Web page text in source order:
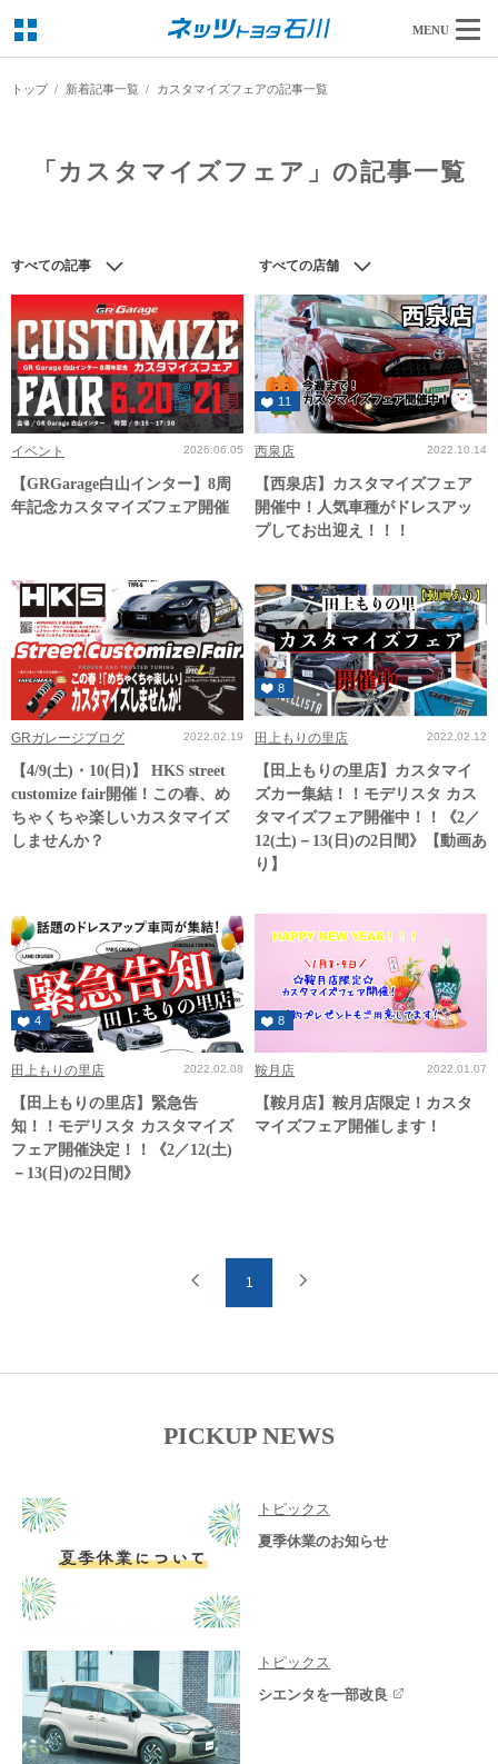
MENU
トップ 新着記事一覧 カスタマイズフェアの記事一覧
「カスタマイズフェア」の記事一覧
すべての記事 すべての店舗
イベント 2026.06.05
【GRGarage白山インター】8周
年記念カスタマイズフェア開催
11
西泉店 2022.10.14
【西泉店】カスタマイズフェア
開催中！人気車種がドレスアッ
プしてお出迎え！！！
GRガレージブログ 2022.02.19
【4/9(土)・10(日)】 HKS street
customize fair開催！この春、め
ちゃくちゃ楽しいカスタマイズ
しませんか？
8
田上もりの里店 2022.02.12
【田上もりの里店】カスタマイ
ズカー集結！！モデリスタ カス
タマイズフェア開催中！！《2／
12(土)－13(日)の2日間》【動画あ
り】
4
田上もりの里店 2022.02.08
【田上もりの里店】緊急告
知！！モデリスタ カスタマイズ
フェア開催決定！！《2／12(土)
－13(日)の2日間》
8
鞍月店 2022.01.07
【鞍月店】鞍月店限定！カスタ
マイズフェア開催します！
1
PICKUP NEWS
トピックス
夏季休業のお知らせ
トピックス
シエンタを一部改良